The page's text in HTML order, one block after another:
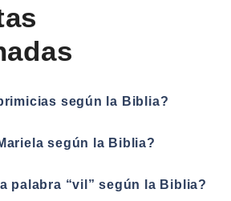
según la Biblia?
según la Biblia?
palabra “vil” según la Biblia?